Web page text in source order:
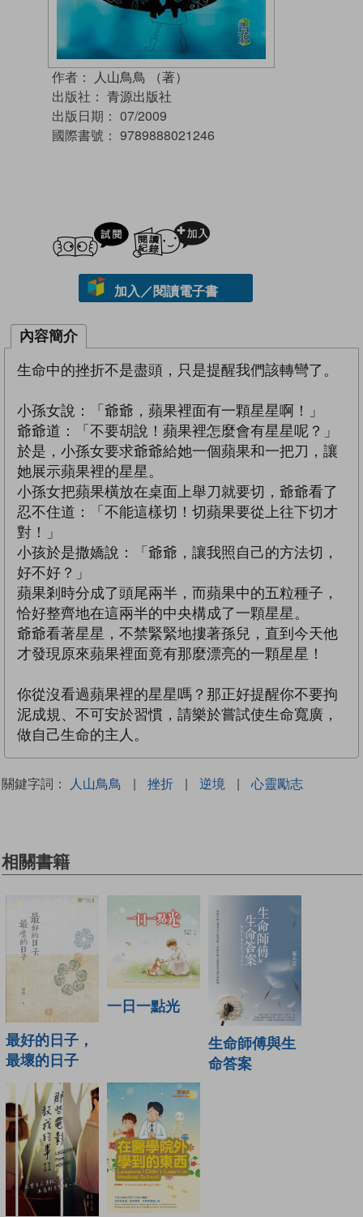
作者：
人山鳥鳥 （著）
出版社： 青源出版社
出版日期： 07/2009
國際書號： 9789888021246
試閲
加入／閱讀電子書
內容簡介
生命中的挫折不是盡頭，只是提醒我們該轉彎了。
小孫女說：「爺爺，蘋果裡面有一顆星星啊！」
爺爺道：「不要胡說！蘋果裡怎麼會有星星呢？」
於是，小孫女要求爺爺給她一個蘋果和一把刀，讓
她展示蘋果裡的星星。
小孫女把蘋果橫放在桌面上舉刀就要切，爺爺看了
忍不住道：「不能這樣切！切蘋果要從上往下切才
對！」
小孩於是撒嬌說：「爺爺，讓我照自己的方法切，
好不好？」
蘋果剎時分成了頭尾兩半，而蘋果中的五粒種子，
恰好整齊地在這兩半的中央構成了一顆星星。
爺爺看著星星，不禁緊緊地摟著孫兒，直到今天他
才發現原來蘋果裡面竟有那麼漂亮的一顆星星！
你從沒看過蘋果裡的星星嗎？那正好提醒你不要拘
泥成規、不可安於習慣，請樂於嘗試使生命寬廣，
做自己生命的主人。
關鍵字詞： 人山鳥鳥 | 挫折 | 逆境 | 心靈勵志
相關書籍
最好的日子，
最壞的日子
一日一點光
生命師傅與生
命答案